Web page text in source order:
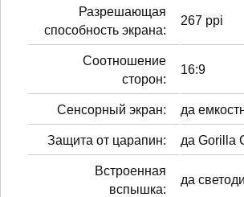
Разрешающая
способность экрана:
267 ppi
Соотношение
сторон:
16:9
Сенсорный экран: да
Защита от царапин: да Gorilla
Встроенная
вспышка:
да